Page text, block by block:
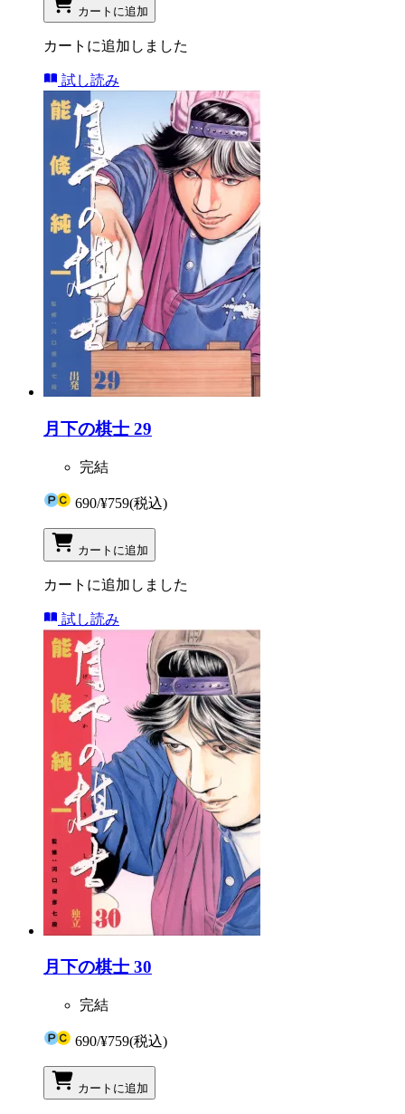
カートに追加
カートに追加しました
試し読み
月下の棋士 29
完結
690/¥759(税込)
カートに追加
カートに追加しました
試し読み
月下の棋士 30
完結
690/¥759(税込)
カートに追加